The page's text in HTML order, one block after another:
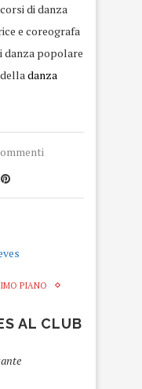
di danza
e coreografa
danza popolare
danza
PIANO
AL CLUB